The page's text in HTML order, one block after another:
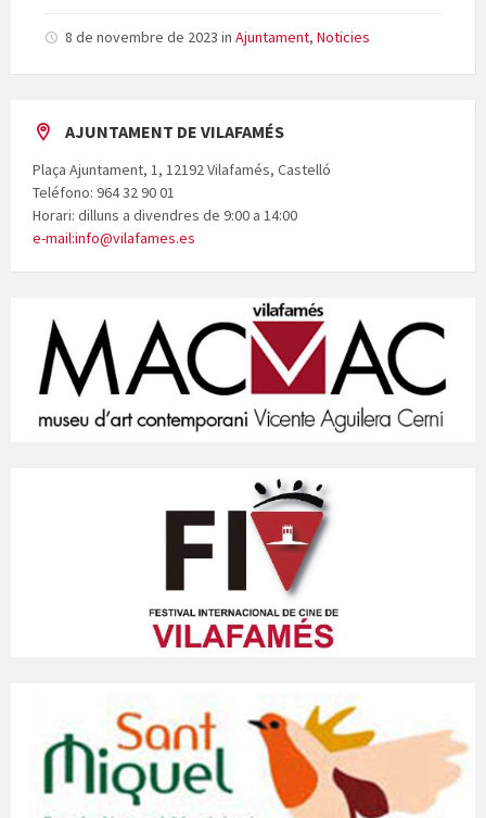
8 de novembre de 2023 in Ajuntament, Noticies
AJUNTAMENT DE VILAFAMÉS
Plaça Ajuntament, 1, 12192 Vilafamés, Castelló
Teléfono: 964 32 90 01
Horari: dilluns a divendres de 9:00 a 14:00
e-mail:info@vilafames.es